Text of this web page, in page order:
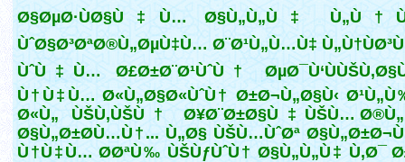
Ø§ØµØ·ÙØ§Ù‡Ù… Ø§Ù„Ù„Ù‡
ÙˆØ§Ø³ØªØ®Ù„ØµÙ‡Ù… Ø¨Ø¹Ù„Ù…Ù‡
ÙˆÙ‡Ù… Ø£Ø±Ø¨Ø¹ÙˆÙ†
Ù†Ù‡Ù… Ø«Ù„Ø§Ø«ÙˆÙ† Ø±Ø¬Ù„Ø§Ù‹
Ø«Ù„ ÙŠÙ‚ÙŠÙ† Ø¥Ø¨Ø±Ø§Ù‡ÙŠÙ…
Ø§Ù„Ø±Ø­Ù…Ù†... Ù„Ø§ ÙŠÙ…ÙˆØª
Ù†Ù‡Ù… Ø­ØªÙ‰ ÙŠÙƒÙˆÙ† Ø§Ù„Ù„Ù‡ Ù‚Ø¯